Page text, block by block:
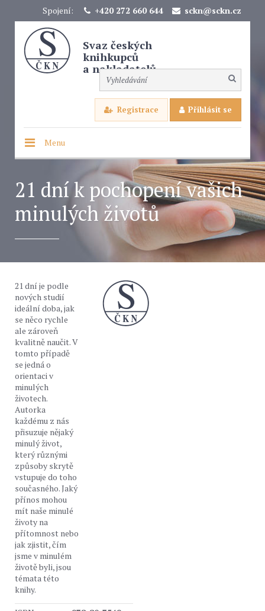
Spojení: +420 272 660 644 sckn@sckn.cz
Svaz českých
knihkupců
a nakladatelů
Registrace Přihlásit se
Menu
21 dní k pochopení vašich
minulých životů
21 dní je podle
nových studií
ideální doba, jak
se něco rychle
ale zároveň
kvalitně naučit. V
tomto případě
se jedná o
orientaci v
minulých
životech.
Autorka
každému z nás
přisuzuje nějaký
minulý život,
který různými
způsoby skrytě
vstupuje do toho
současného. Jaký
přínos mohou
mít naše minulé
životy na
přítomnost nebo
jak zjistit, čím
jsme v minulém
životě byli, jsou
témata této
knihy.